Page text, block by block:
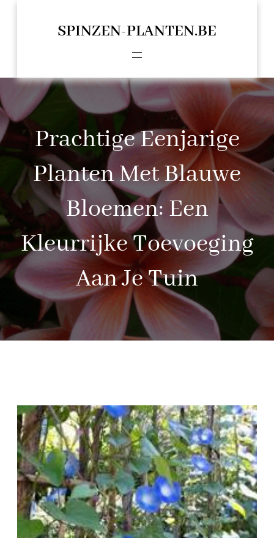
SPINZEN-PLANTEN.BE
Prachtige Eenjarige
Planten Met Blauwe
Bloemen: Een
Kleurrijke Toevoeging
Aan Je Tuin